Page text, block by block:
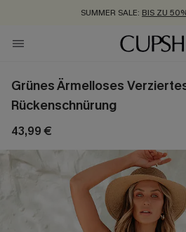
SUMMER SALE: BIS ZU
ZUM NEWSLETTER:BIS ZU -20%
KOSTENLOSER
Grünes Ärmelloses
Rückenschnürung
43,99 €